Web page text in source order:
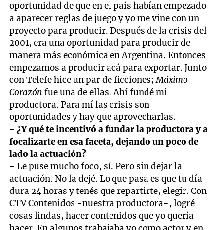
oportunidad de que en el país habían empezado
a aparecer reglas de juego y yo me vine con un
proyecto para producir. Después de la crisis del
2001, era una oportunidad para producir de
manera más económica en Argentina. Entonces
empezamos a producir acá para exportar. Junto
con Telefe hice un par de ficciones;Máximo
Corazón fue una de ellas. Ahí fundé mi
productora. Para mí las crisis son
oportunidades y hay que aprovecharlas.
- ¿Y qué te incentivó a fundar la productora y a
focalizarte en esa faceta, dejando un poco de
lado la actuación?
- Le puse mucho foco, sí. Pero sin dejar la
actuación. No la dejé. Lo que pasa es que tu día
dura 24 horas y tenés que repartirte, elegir. Con
CTV Contenidos -nuestra productora-, logré
cosas lindas, hacer contenidos que yo quería